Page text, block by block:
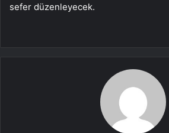
sefer düzenleyecek.